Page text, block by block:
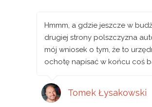
Hmmm, a gdzie jeszcze w
drugiej strony polszczyzna
mój wniosek o tym, że to
ochotę napisać w końcu coś
Tomek Łysakowski